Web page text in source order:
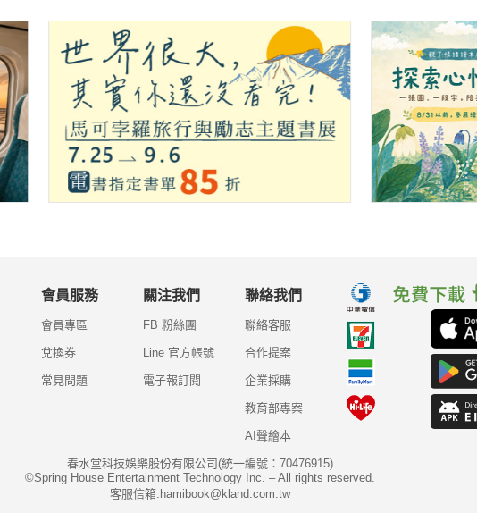
會員服務
會員專區
兌換券
常見問題
關注我們
FB 粉絲團
Line 官方帳號
電子報訂閱
聯絡我們
聯絡客服
合作提案
企業採購
教育部專案
AI聲繪本
春水堂科技娛樂股份有限公司(統一編號：70476915)
©Spring House Entertainment Technology Inc. – All rights reserved.
客服信箱:hamibook@kland.com.tw